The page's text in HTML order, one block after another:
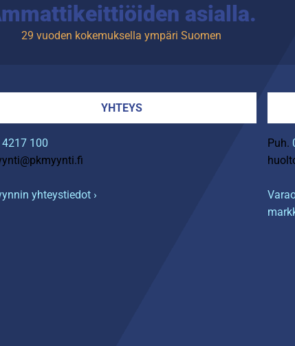
asialla.
29 vuoden kokemuksella ympäri Suomen
YHTEYS
4217 100
yhteystiedot ›
Puh.